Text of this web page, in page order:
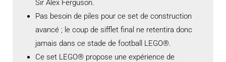
Sir Alex Ferguson.
Pas besoin de piles pour ce set de construction
avancé ; le coup de sifflet final ne retentira donc
jamais dans ce stade de football LEGO®.
Ce set LEGO® propose une expérience de